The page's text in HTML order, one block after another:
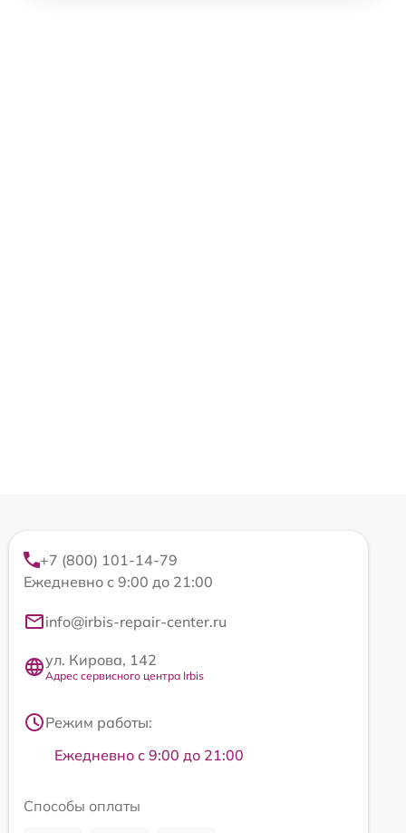
+7 (800) 101-14-79
Ежедневно с 9:00 до 21:00
info@irbis-repair-center.ru
ул. Кирова, 142
Адрес сервисного центра Irbis
Режим работы:
Ежедневно с 9:00 до 21:00
Способы оплаты